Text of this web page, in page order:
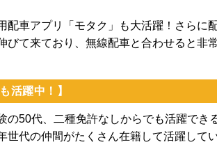
配車アプリ「モタク」も大活躍！さらに
びて来ており、無線配車と合わせると非
活躍中！】
の50代、二種免許なしからでも活躍でき
世代の仲間がたくさん在籍して活躍して